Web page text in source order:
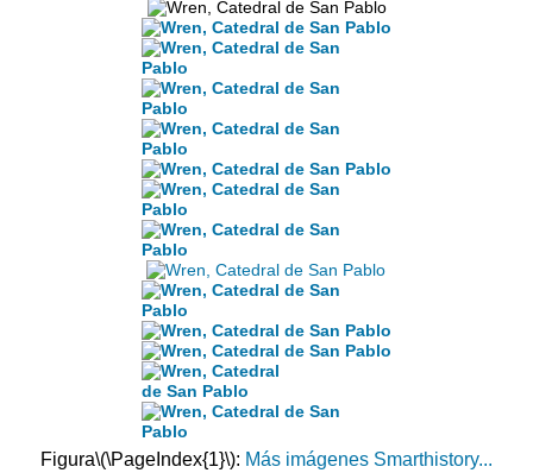
progreso
rastrillo
Una
vida
moda
declive
decadente
Prisión
deudores
Bedlam
¿Por
qué
popular?
Figura\(\PageIndex{1}\): Más imágenes Smarthistory...